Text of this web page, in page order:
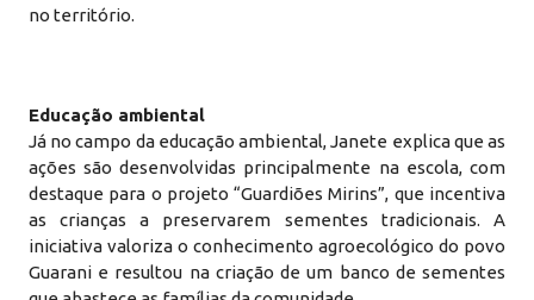
no território.
Educação ambiental
Já no campo da educação ambiental, Janete explica que as
ações são desenvolvidas principalmente na escola, com
destaque para o projeto “Guardiões Mirins”, que incentiva
as crianças a preservarem sementes tradicionais. A
iniciativa valoriza o conhecimento agroecológico do povo
Guarani e resultou na criação de um banco de sementes